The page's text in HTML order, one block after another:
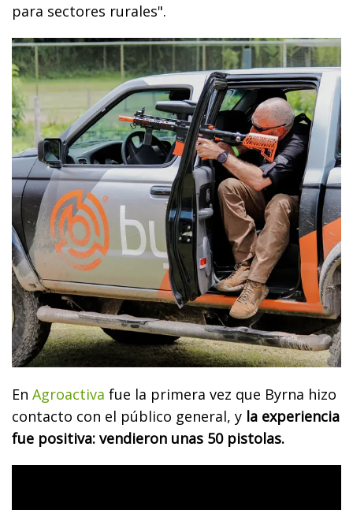
para sectores rurales".
En Agroactiva fue la primera vez que Byrna hizo
contacto con el público general, y la experiencia
fue positiva: vendieron unas 50 pistolas.